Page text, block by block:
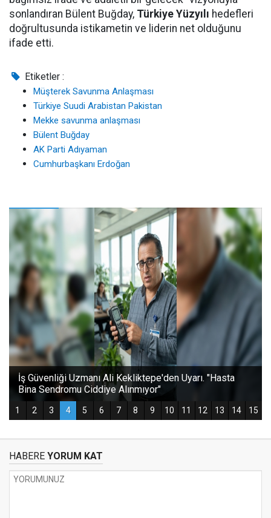
sonlandıran Bülent Buğday, Türkiye Yüzyılı hedefleri
doğrultusunda istikametin ve liderin net olduğunu
ifade etti.
Etiketler :
Müşterek Savunma Anlaşması
Türkiye Suudi Arabistan Pakistan
Mekke savunma anlaşması
Bülent Buğday
AK Parti Adıyaman
Cumhurbaşkanı Erdoğan
HABERE YORUM KAT